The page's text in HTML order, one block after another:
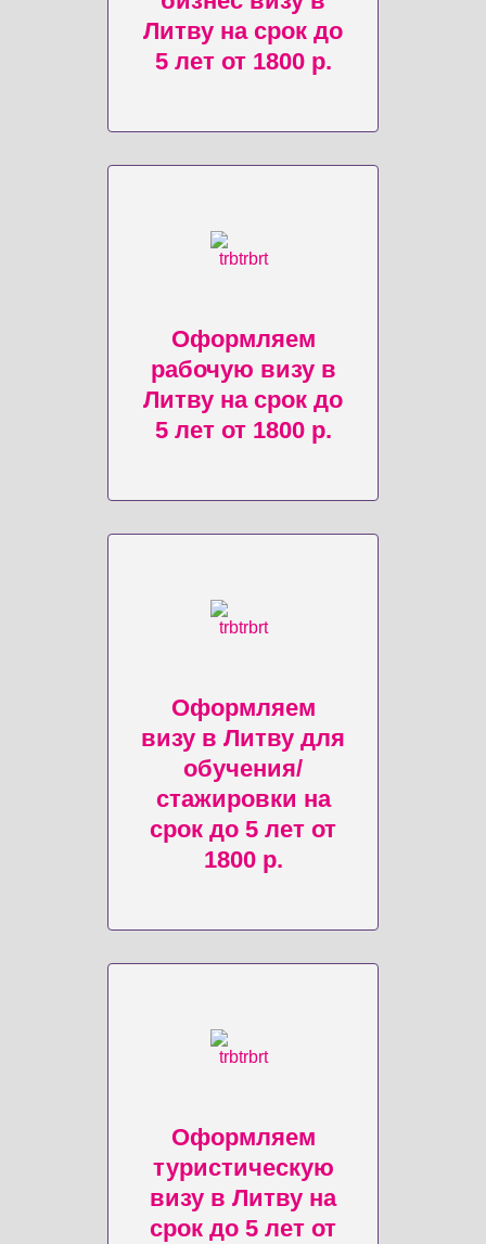
Литву на срок до
5 лет от 1800 р.
Оформляем
рабочую визу в
Литву на срок до
5 лет от 1800 р.
Оформляем
визу в Литву для
обучения/
стажировки на
срок до 5 лет от
1800 р.
Оформляем
туристическую
визу в Литву на
срок до 5 лет от